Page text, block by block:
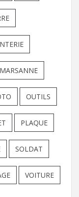
MARSANNE
OUTILS
PLAQUE
SOLDAT
VOITURE